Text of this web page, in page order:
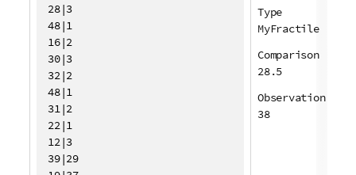
28|3
48|1
16|2
30|3
32|2
48|1
31|2
22|1
12|3
39|29
Type
MyFractile
Comparison
28.5
Observation
38